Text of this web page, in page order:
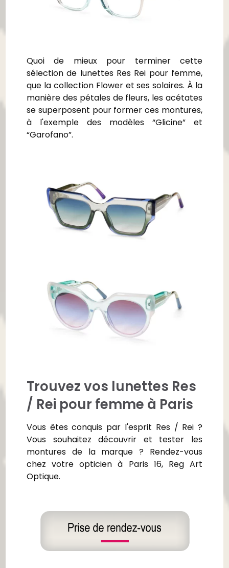
Quoi de mieux pour terminer cette
sélection de lunettes Res Rei pour femme,
que la collection Flower et ses solaires. À la
manière des pétales de fleurs, les acétates
se superposent pour former ces montures,
à l'exemple des modèles “Glicine” et
“Garofano”.
Trouvez vos lunettes Res
/ Rei pour femme à Paris
Vous êtes conquis par l'esprit Res / Rei ?
Vous souhaitez découvrir et tester les
montures de la marque ? Rendez-vous
chez votre opticien à Paris 16, Reg Art
Optique.